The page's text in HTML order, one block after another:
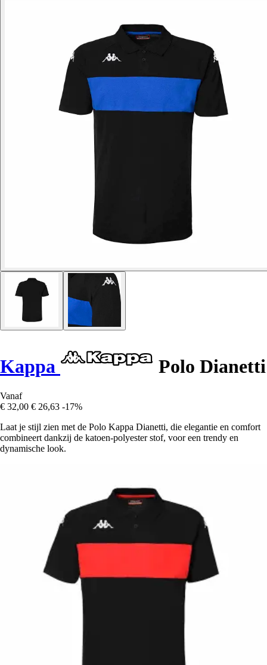
Kappa Polo Dianetti
Vanaf
€ 32,00 € 26,63 -17%
Laat je stijl zien met de Polo Kappa Dianetti, die elegantie en comfort
combineert dankzij de katoen-polyester stof, voor een trendy en
dynamische look.